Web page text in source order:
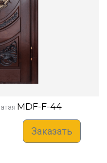
MDF-F-44
Заказать